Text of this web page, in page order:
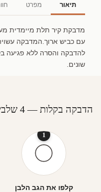
תיאור מפרט
מדבקת קיר תלת מיימדית
שונים.
הדבקה בקלות — 4 שלבים
1
קלפו את הגב הלבן